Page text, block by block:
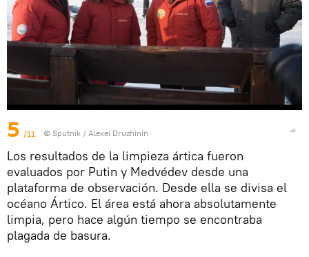
5 /11 © Sputnik / Alexei Druzhinin
Los resultados de la limpieza ártica fueron
evaluados por Putin y Medvédev desde una
plataforma de observación. Desde ella se divisa el
océano Ártico. El área está ahora absolutamente
limpia, pero hace algún tiempo se encontraba
plagada de basura.